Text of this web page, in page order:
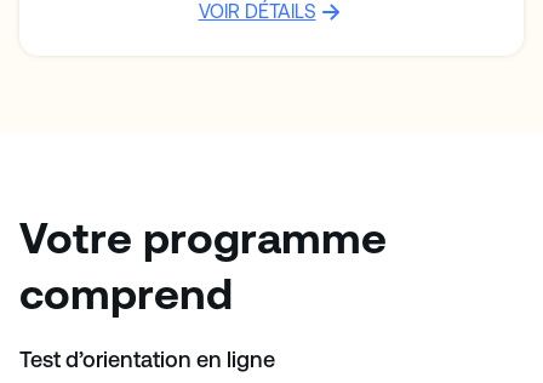
VOIR DÉTAILS
Votre programme
comprend
Test d’orientation en ligne